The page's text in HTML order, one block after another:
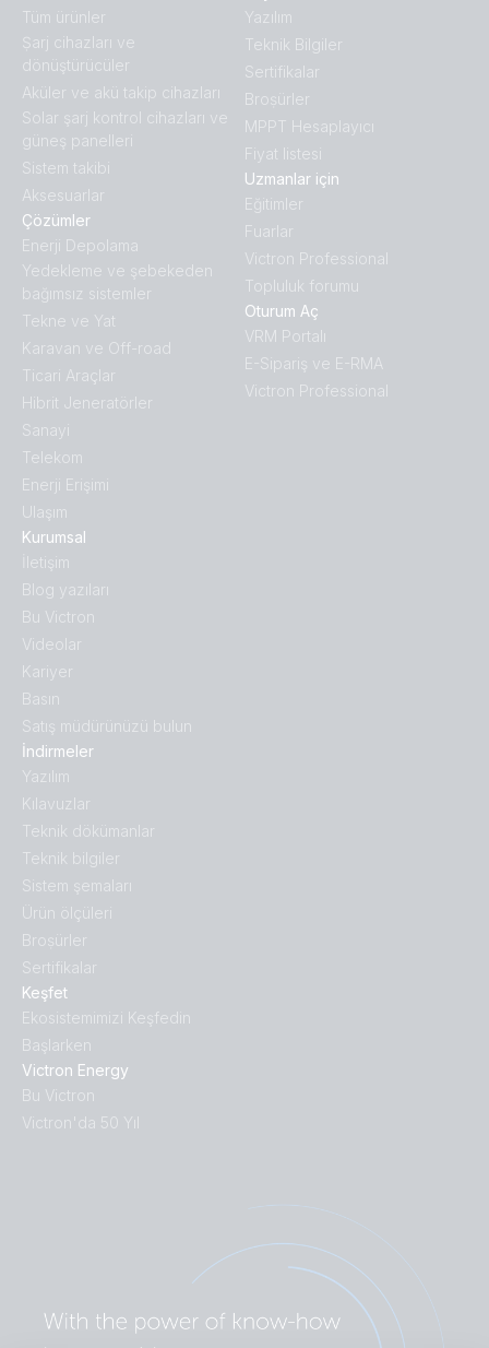
Tüm ürünler
Ṣarj cihazları ve
dönüştürücüler
Aküler ve akü takip cihazları
Solar şarj kontrol cihazları ve
güneş panelleri
Sistem takibi
Aksesuarlar
Keşfet
Ekosistemimizi Keşfedin
Başlarken
Victron Energy
Bu Victron
Victron'da 50 Yıl
İndirmeler
Yazılım
Kılavuzlar
Teknik dökümanlar
Teknik bilgiler
Sistem şemaları
Ürün ölçüleri
Broṣürler
Sertifikalar
Çözümler
Enerji Depolama
Yedekleme ve şebekeden
bağımsız sistemler
Tekne ve Yat
Karavan ve Off-road
Ticari Araçlar
Hibrit Jeneratörler
Sanayi
Telekom
Enerji Erişimi
Ulaşım
Kurumsal
İletişim
Blog yazıları
Bu Victron
Videolar
Kariyer
Basın
Satış müdürünüzü bulun
Yazılım
Teknik Bilgiler
Sertifikalar
Broṣürler
MPPT Hesaplayıcı
Fiyat listesi
Uzmanlar için
Eğitimler
Fuarlar
Victron Professional
Topluluk forumu
Oturum Aç
VRM Portalı
E-Sipariş ve E-RMA
Victron Professional